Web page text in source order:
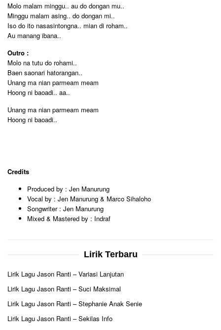
Molo malam minggu.. au do dongan mu..
Minggu malam asing.. do dongan mi..
Iso do ito nasasintongna.. mian di roham..
Au manang ibana..
Outro :
Molo na tutu do rohami..
Baen saonari hatorangan..
Unang ma nian parmeam meam
Hoong ni baoadi.. aa..
Unang ma nian parmeam meam
Hoong ni baoadi..
Credits
Produced by : Jen Manurung
Vocal by : Jen Manurung & Marco Sihaloho
Songwriter : Jen Manurung
Mixed & Mastered by : Indraf
Lirik Terbaru
Lirik Lagu Jason Ranti – Variasi Lanjutan
Lirik Lagu Jason Ranti – Suci Maksimal
Lirik Lagu Jason Ranti – Stephanie Anak Senie
Lirik Lagu Jason Ranti – Sekilas Info